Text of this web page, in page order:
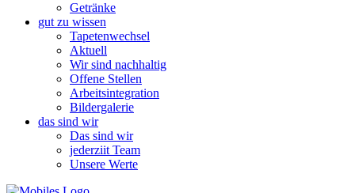
Getränke
gut zu wissen
Tapetenwechsel
Aktuell
Wir sind nachhaltig
Offene Stellen
Arbeitsintegration
Bildergalerie
das sind wir
Das sind wir
jederziit Team
Unsere Werte